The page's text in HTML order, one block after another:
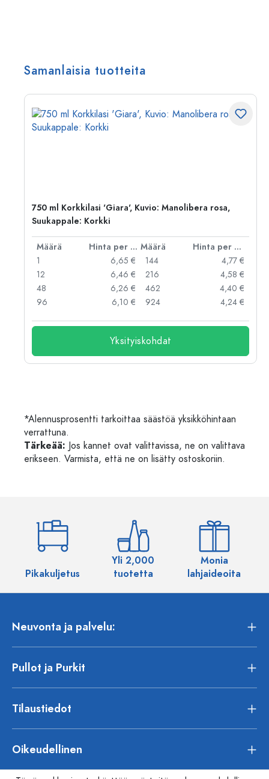
Samanlaisia tuotteita
750 ml Korkkilasi 'Giara', Kuvio: Manolibera rosa,
Suukappale: Korkki
Määrä Hinta per kpl Määrä
Hinta per kpl
1
6,65 €
12
6,46 €
48
6,26 €
96
6,10 €
144
4,77 €
216
4,58 €
462
4,40 €
924
4,24 €
Yksityiskohdat
*Alennusprosentti tarkoittaa säästöä yksikköhintaan
verrattuna.
Tärkeää: Jos kannet ovat valittavissa, ne on valittava
erikseen. Varmista, että ne on lisätty ostoskoriin.
Pikakuljetus
Yli 2,000
tuotetta
Monia
lahjaideoita
Neuvonta ja palvelu:
Pullot ja Purkit
Tilaustiedot
Oikeudellinen